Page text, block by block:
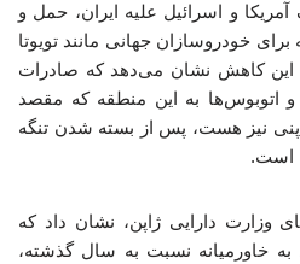
و اسرائیل علیه ایران، حمل و
خودروسازان جهانی مانند تویوتا
کاهش نشان می‌دهد که صادرات
اتوبوس‌ها به این منطقه که مقصد
نیز هست، پس از بسته شدن تنگه
است.
وزارت دارایی ژاپن، نشان داد که
خاورمیانه نسبت به سال گذشته،